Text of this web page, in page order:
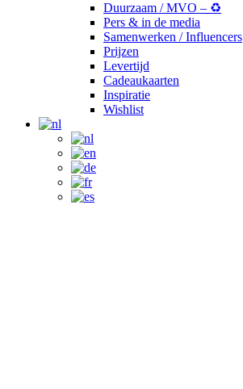
Duurzaam / MVO – ♻️
Pers & in de media
Samenwerken / Influencers
Prijzen
Levertijd
Cadeaukaarten
Inspiratie
Wishlist